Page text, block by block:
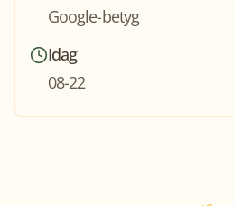
Google-betyg
Idag
08-22